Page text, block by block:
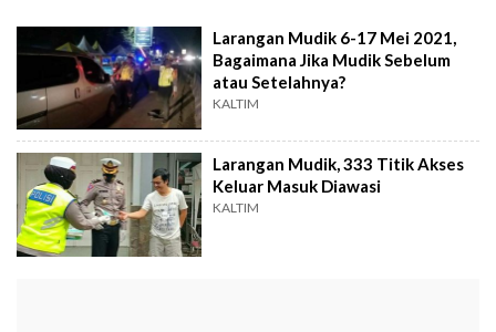
Larangan Mudik 6-17 Mei 2021,
Bagaimana Jika Mudik Sebelum
atau Setelahnya?
KALTIM
Larangan Mudik, 333 Titik Akses
Keluar Masuk Diawasi
KALTIM